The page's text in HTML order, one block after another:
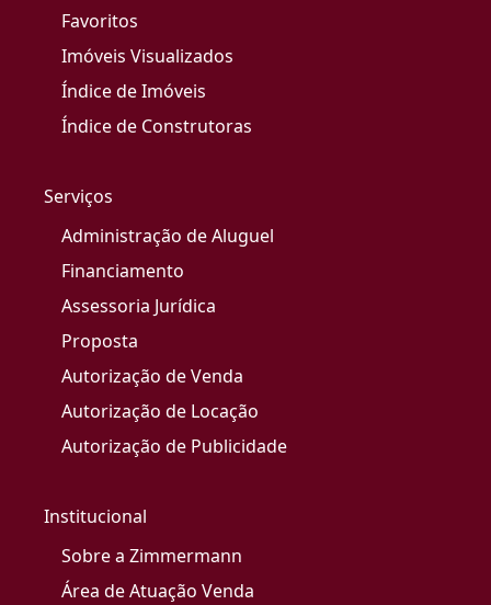
Favoritos
Imóveis Visualizados
Índice de Imóveis
Índice de Construtoras
Serviços
Administração de Aluguel
Financiamento
Assessoria Jurídica
Proposta
Autorização de Venda
Autorização de Locação
Autorização de Publicidade
Institucional
Sobre a Zimmermann
Área de Atuação Venda